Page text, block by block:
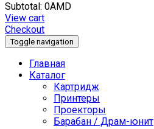
Subtotal: 0AMD
View cart
Checkout
Toggle navigation
Главная
Каталог
Картридж
Принтеры
Проекторы
Барабан / Драм-юнит